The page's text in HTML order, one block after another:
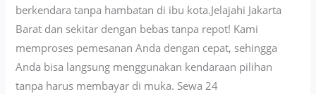
berkendara tanpa hambatan di ibu kota.Jelajahi Jakarta
Barat dan sekitar dengan bebas tanpa repot! Kami
memproses pemesanan Anda dengan cepat, sehingga
Anda bisa langsung menggunakan kendaraan pilihan
tanpa harus membayar di muka. Sewa 24